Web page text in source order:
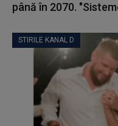
până în 2070.
STIRILE KANAL D